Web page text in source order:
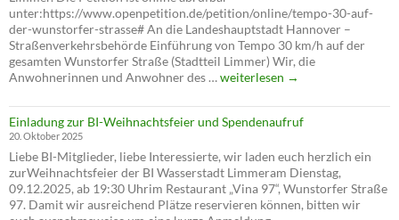
unter:https://www.openpetition.de/petition/online/tempo-30-auf-
der-wunstorfer-strasse# An die Landeshauptstadt Hannover –
Straßenverkehrsbehörde Einführung von Tempo 30 km/h auf der
gesamten Wunstorfer Straße (Stadtteil Limmer) Wir, die
Anwohnerinnen und Anwohner des …Petition
Tempo
30
der
Wunstorfer
Straße
weiterlesen →
Einladung zur BI-Weihnachtsfeier und Spendenaufruf
20. Oktober 2025
Liebe BI-Mitglieder, liebe Interessierte, wir laden euch herzlich ein
zurWeihnachtsfeier der BI Wasserstadt Limmeram Dienstag,
09.12.2025, ab 19:30 Uhrim Restaurant „Vina 97“, Wunstorfer Straße
97. Damit wir ausreichend Plätze reservieren können, bitten wir